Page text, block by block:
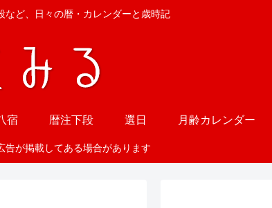
など、日々の暦・カレンダーと歳時記
宿 暦注下段 選日 月齢カレンダー
告が掲載してある場合があります